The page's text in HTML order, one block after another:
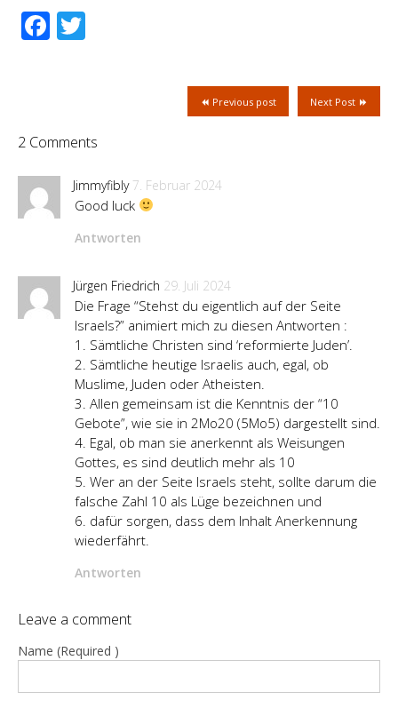
Facebook
Next Post
Previous post
2 Comments
Jimmyfibly 7. Februar 2024
Good luck
Antworten
Jürgen Friedrich 29. Juli 2024
Die Frage “Stehst du eigentlich auf der Seite
Israels?” animiert mich zu diesen Antworten :
1. Sämtliche Christen sind ‘reformierte Juden’.
2. Sämtliche heutige Israelis auch, egal, ob
Muslime, Juden oder Atheisten.
3. Allen gemeinsam ist die Kenntnis der “10
Gebote”, wie sie in 2Mo20 (5Mo5) dargestellt sind.
4. Egal, ob man sie anerkennt als Weisungen
Gottes, es sind deutlich mehr als 10
5. Wer an der Seite Israels steht, sollte darum die
falsche Zahl 10 als Lüge bezeichnen und
6. dafür sorgen, dass dem Inhalt Anerkennung
wiederfährt.
Antworten
Leave a comment
Name (Required )